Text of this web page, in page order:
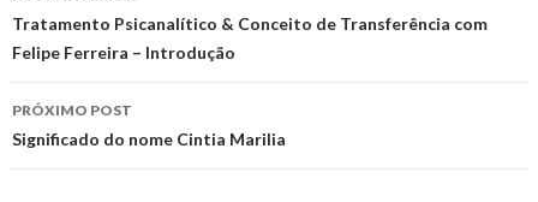
Navegação
de
posts
Tratamento Psicanalítico & Conceito de Transferência com
Felipe Ferreira – Introdução
PRÓXIMO POST
Significado do nome Cintia Marilia